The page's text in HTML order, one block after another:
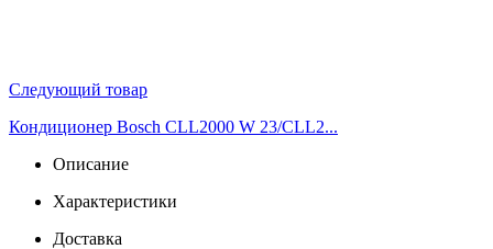
Следующий товар
Кондиционер Bosch CLL2000 W 23/CLL2...
Описание
Характеристики
Доставка